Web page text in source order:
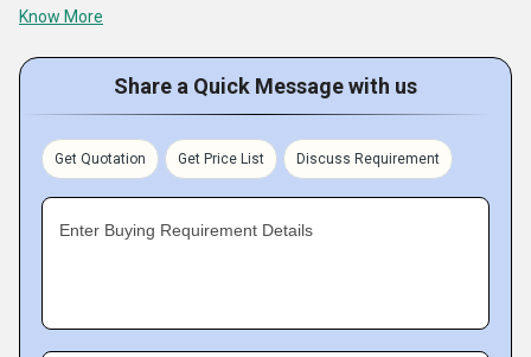
தரத்திற்கான எங்கள் அர்ப்பணிப்பு
எங்கள் வாடிக்கையாளர்களின் எதிர்பார்ப்புகளை பூர்த்தி
செய்வது மட்டுமல்லாமல், மீறும் சிறந்த தயாரிப்புகளை
தயாரிக்க நாங்கள் முயற்சிக்கிறோம், இவை அனைத்தும்
எங்கள் செயல்முறைகளை தொடர்ந்து
எங்கள் செயல்பாடுகளின் மூலக்கல்லாகும். சர்வதேச
global standards. Our expertise lies in the manufacturing
and supply of High Pressure Air Receiver Tank, Heavy
Duty Industrial Compressor, Pet Air Compressor, Low
Discharge Auto Drain Valve, Sub Micro Filter, and more.
We prioritize the quality of our product range, closely
monitoring industry developments to incorporate new
technologies and meet diverse customer needs. Our
Know More
Share a Quick Message with us
Get Quotation Get Price List Discuss Requirement
Enter Buying Requirement Details